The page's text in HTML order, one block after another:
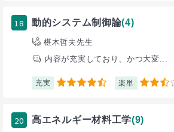
18 動的システム制御論(4)
椹木哲夫先生
内容が充実しており、かつ大変...
充実 4.5 楽単 2.5
20 高エネルギー材料工学(9)